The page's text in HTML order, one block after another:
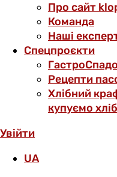
Про сайт
Команда
Наші
Спецпроєкти
Рецепти
Хлібний
купуємо
Увійти
UA